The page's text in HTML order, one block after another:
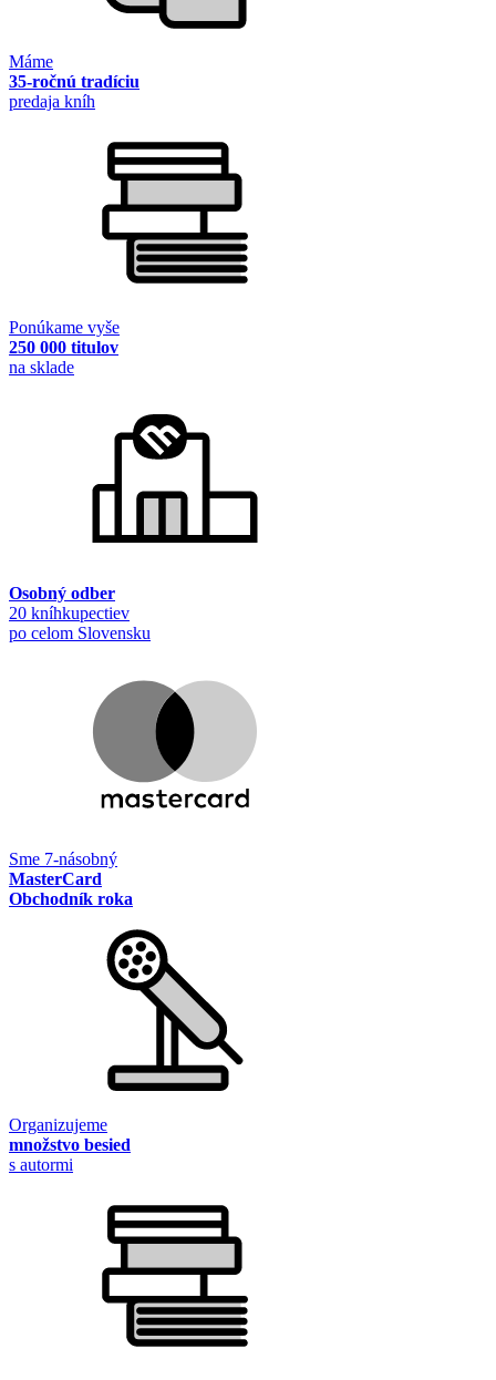
Máme
35-ročnú tradíciu
predaja kníh
Ponúkame vyše
250 000 titulov
na sklade
Osobný odber
20 kníhkupectiev
po celom Slovensku
Sme 7-násobný
MasterCard
Obchodník roka
Organizujeme
množstvo besied
s autormi